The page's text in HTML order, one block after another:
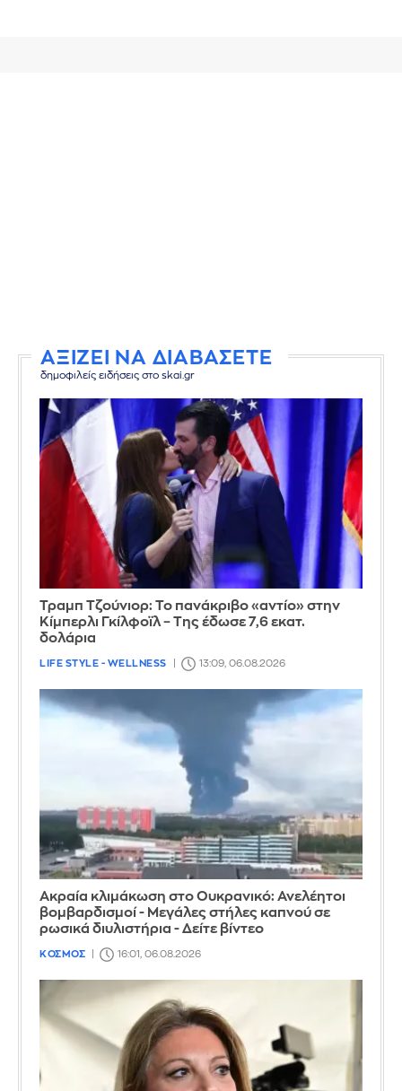
ΑΞΙΖΕΙ ΝΑ ΔΙΑΒΑΣΕΤΕ
δημοφιλείς ειδήσεις στο skai.gr
Τραμπ Τζούνιορ: Το πανάκριβο «αντίο» στην
Κίμπερλι Γκίλφοϊλ – Της έδωσε 7,6 εκατ.
δολάρια
LIFE STYLE - WELLNESS 13:09, 06.08.2026
Ακραία κλιμάκωση στο Ουκρανικό: Ανελέητοι
βομβαρδισμοί - Μεγάλες στήλες καπνού σε
ρωσικά διυλιστήρια - Δείτε βίντεο
ΚΟΣΜΟΣ 16:01, 06.08.2026